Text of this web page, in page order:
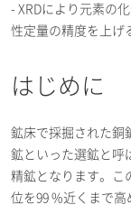
- XRDにより元素の
性定量の精度を上げ
はじめに
鉱床で採掘された銅
鉱といった選鉱と呼
精鉱となります。こ
位を99 %近くまで高